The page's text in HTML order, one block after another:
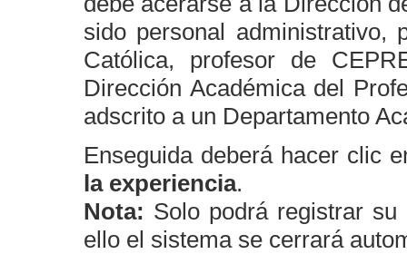
sido personal administrativo,
Católica, profesor de
Dirección Académica del
adscrito a un Departamento
Enseguida deberá hacer clic
la experiencia.
Nota: Solo podrá registrar
ello el sistema se cerrará